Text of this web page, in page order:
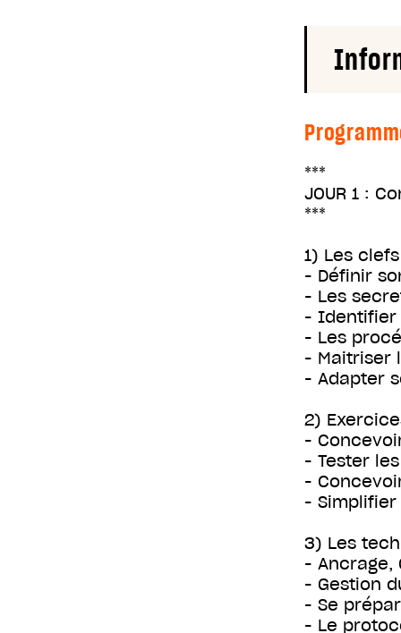
***
JOUR 1 :
***
1) Les
- Définir
- Les
- Identifier
- Les
- Maitriser
- Adapter
2)
-
- Tester
-
-
3) Les
- Ancrage,
- Gestion
- Se
- Le